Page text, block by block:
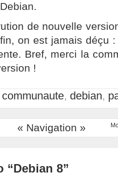
de nouvelle
on est jamais déçu
Bref, merci la
!
communaute, debian,
« Navigation »
“Debian 8”